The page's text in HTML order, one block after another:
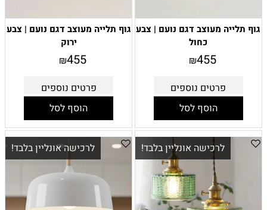
גוף תלייה מעוצב דגם נועם | צבע
כחול
₪455
פרטים נוספים
הוסף לסל
גוף תלייה מעוצב דגם נועם | צבע
ירוק
₪455
פרטים נוספים
הוסף לסל
לרכישה אונליין בלבד! לרכישה אונליין בלבד!